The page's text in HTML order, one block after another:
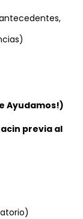
Ayudamos!)
previa al